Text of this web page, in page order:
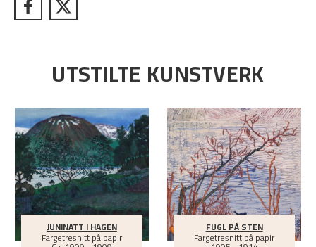
UTSTILTE KUNSTVERK
JUNINATT I HAGEN
Fargetresnitt på papir
FUGL PÅ STEN
Fargetresnitt på papir